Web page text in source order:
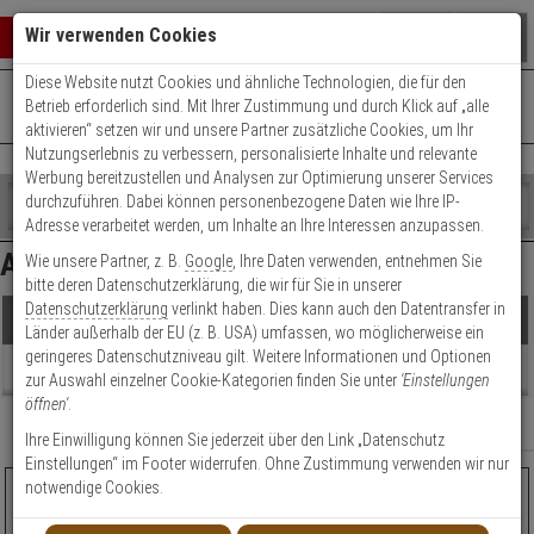
Warenkorb schließen
0 ARTIKEL IM WARENKORB
Ihr Warenkorb ist momentan leer.
Ergebnisse (4) Fertig
Preis Filter ( 4)
€ €
Artikelauswahl
Blickwinkel (horizontal)
Shop
durchsuchen
Bitte
geben
Sie
mindestens
Zeichen
ein,
um
Suche
Es
wurde
noch
Kategorien
Suche
gestartet
+49 (0)821 899 493-0Mo. - Do.: 8:00 - 16:30 | Fr.: 8:00 - 14:00 Uhr
Kontaktservice nutzen
Axis P56 Kameras
Produkte
Beratung
Filter anzeigen
Axis P5655-E 50HZ IP-Kamera 1080p T/N PoE+ IP66
HOT
Wir verwenden Cookies
Diese Website nutzt Cookies und ähnliche Technologien, die für den
Betrieb erforderlich sind. Mit Ihrer Zustimmung und durch Klick auf „alle
aktivieren“ setzen wir und unsere Partner zusätzliche Cookies, um Ihr
Nutzungserlebnis zu verbessern, personalisierte Inhalte und relevante
Werbung bereitzustellen und Analysen zur Optimierung unserer Services
durchzuführen. Dabei können personenbezogene Daten wie Ihre IP-
Adresse verarbeitet werden, um Inhalte an Ihre Interessen anzupassen.
Wie unsere Partner, z. B. Google , Ihre Daten verwenden, entnehmen Sie
bitte deren Datenschutzerklärung, die wir für Sie in unserer
Datenschutzerklärung verlinkt haben. Dies kann auch den Datentransfer in
Länder außerhalb der EU (z. B. USA) umfassen, wo möglicherweise ein
geringeres Datenschutzniveau gilt. Weitere Informationen und Optionen
zur Auswahl einzelner Cookie-Kategorien finden Sie unter 'Einstellungen
öffnen'.
Ihre Einwilligung können Sie jederzeit über den Link „Datenschutz
Einstellungen“ im Footer widerrufen. Ohne Zustimmung verwenden wir nur
notwendige Cookies.